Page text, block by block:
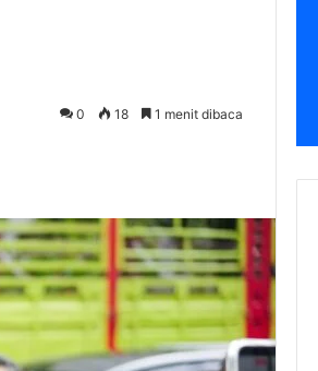
0 18 1 menit dibaca